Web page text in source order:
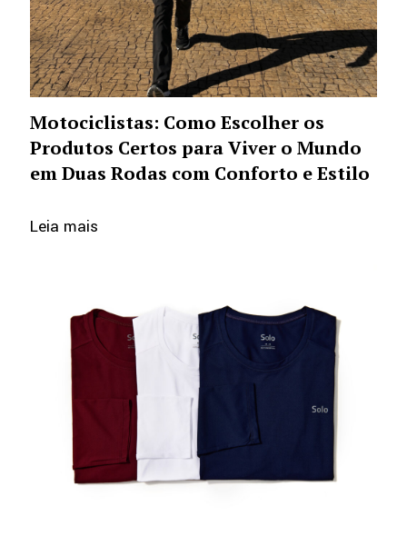
Motociclistas: Como Escolher os
Produtos Certos para Viver o Mundo
em Duas Rodas com Conforto e Estilo
Leia mais